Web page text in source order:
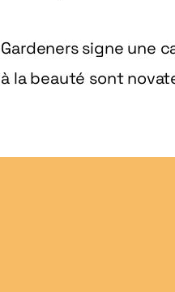
Gardeners signe une
à la beauté sont